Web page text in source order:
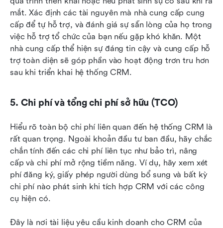
mắt. Xác định các tài nguyên mà nhà cung cấp cung
cấp để tự hỗ trợ, và đánh giá sự sẵn lòng của họ trong
việc hỗ trợ tổ chức của bạn nếu gặp khó khăn. Một
nhà cung cấp thể hiện sự đáng tin cậy và cung cấp hỗ
trợ toàn diện sẽ góp phần vào hoạt động trơn tru hơn
sau khi triển khai hệ thống CRM.
5. Chi phí và tổng chi phí sở hữu (TCO)
Hiểu rõ toàn bộ chi phí liên quan đến hệ thống CRM là
rất quan trọng. Ngoài khoản đầu tư ban đầu, hãy chắc
chắn tính đến các chi phí liên tục như bảo trì, nâng
cấp và chi phí mở rộng tiềm năng. Ví dụ, hãy xem xét
phí đăng ký, giấy phép người dùng bổ sung và bất kỳ
chi phí nào phát sinh khi tích hợp CRM với các công
cụ hiện có.
Đây là nơi tài liệu yêu cầu kinh doanh cho CRM của